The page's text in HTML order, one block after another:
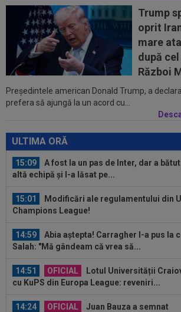
Trump
oprit
mare
după
Război
Președintele american Donald Trump, a
prefera să ajungă la un acord cu...
ULTIMA ORĂ
14:24 OFICIAL Juan Bauza a semnat
14:18
"Schema" pregătită de Real
Diomande, la echipa a doua!
14:17 EXCLUSIV
”Cine e FCSB”?
s-a putut abține și a spus-o
”Alo? Unde suntem aici?”
15:09
A fost la un pas de Inter, dar a
altă echipă și l-a lăsat pe...
15:01
Modificări ale regulamentului din
Champions League!
14:59
Abia aștepta! Carragher l-a pus la
Salah: "Mă gândeam că vrea să...
14:51 OFICIAL
Lotul Universității
cu KuPS din Europa League: reveniri...
14:24 OFICIAL Juan Bauza a semnat